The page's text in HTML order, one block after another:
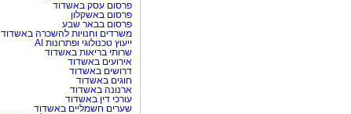
פרסום עסק באשדוד
פרסום באשקלון
פרסום בבאר שבע
משרדים וחנויות להשכרה באשדוד
ייעוץ טכנולוגי ופתרונות AI
שרותי בריאות באשדוד
אירועים באשדוד
דרושים באשדוד
חוגים באשדוד
ארנונה באשדוד
עורכי דין באשדוד
שערים חשמליים באשדוד